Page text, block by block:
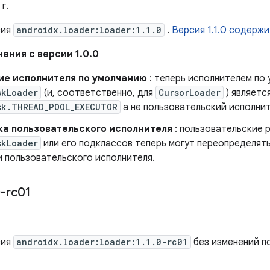
androidx.loader:loader:1.1.0 . Версия 1.1.0
с версии 1.0.0
исполнителя по умолчанию : теперь исполнителем по
(и, соответственно, для CursorLoader )
а не пользовательский
пользовательского исполнителя : пользовательские
или его подклассов теперь могут
пользовательского исполнителя.
rc01
androidx.loader:loader:1.1.0-rc01 без изменений